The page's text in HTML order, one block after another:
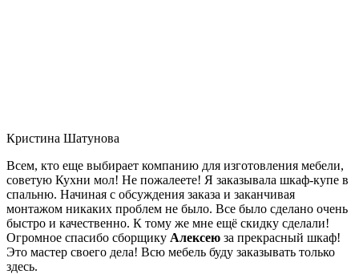
Кристина Шатунова
Всем, кто еще выбирает компанию для изготовления мебели,
советую Кухни мол! Не пожалеете! Я заказывала шкаф-купе в
спальню. Начиная с обсуждения заказа и заканчивая
монтажом никаких проблем не было. Все было сделано очень
быстро и качественно. К тому же мне ещё скидку сделали!
Огромное спасибо сборщику Алексею за прекрасный шкаф!
Это мастер своего дела! Всю мебель буду заказывать только
здесь.